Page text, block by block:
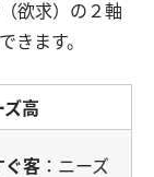
欲求）の２軸
きます。
ズ高
ぐ客 ：ニーズ